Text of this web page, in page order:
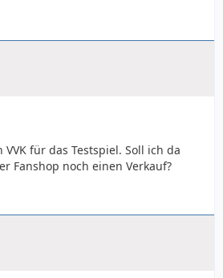
für das Testspiel. Soll ich da
Fanshop noch einen Verkauf?